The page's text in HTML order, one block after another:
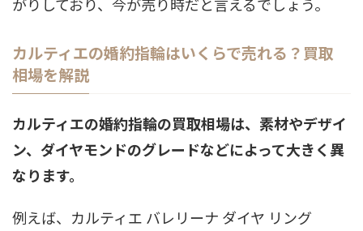
カルティエの婚約指輪はいくらで売れる？買取
相場を解説
カルティエの婚約指輪の買取相場は、素材やデザイ
ン、ダイヤモンドのグレードなどによって大きく異
なります。
例えば、カルティエ バレリーナ ダイヤ リング